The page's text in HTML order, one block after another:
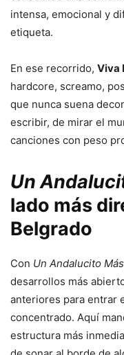
intensa, emocional y
etiqueta.
En ese recorrido, Viva
hardcore, screamo,
que nunca suena
escribir, de mirar el
canciones con peso
Un
lado más
Belgrado
Con Un Andalucito Más
desarrollos más
anteriores para entrar
concentrado. Aquí
estructura más